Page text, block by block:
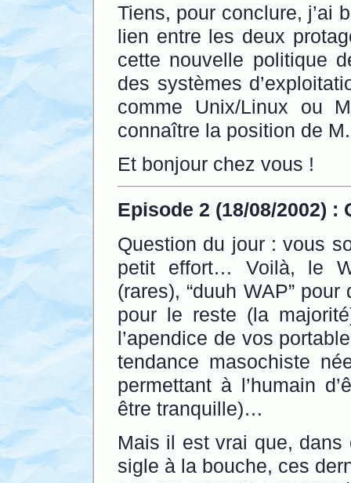
Tiens, pour conclure, j’ai
lien entre les deux
cette nouvelle politique
des systèmes
comme Unix/Linux ou
connaître la position de
Et bonjour chez vous !
Episode 2 (18/08/2002)
Question du jour : vous
petit effort… Voilà, le
(rares), “duuh WAP” pour
pour le reste (la
l’apendice de vos
tendance masochiste
permettant à l’humain
être tranquille)…
Mais il est vrai que, dans
sigle à la bouche, ces